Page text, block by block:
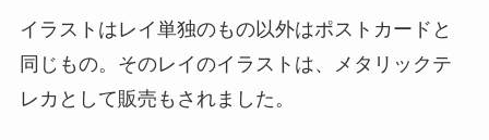
イラストはレイ単独のもの以外はポストカードと
同じもの。そのレイのイラストは、メタリックテ
レカとして販売もされました。